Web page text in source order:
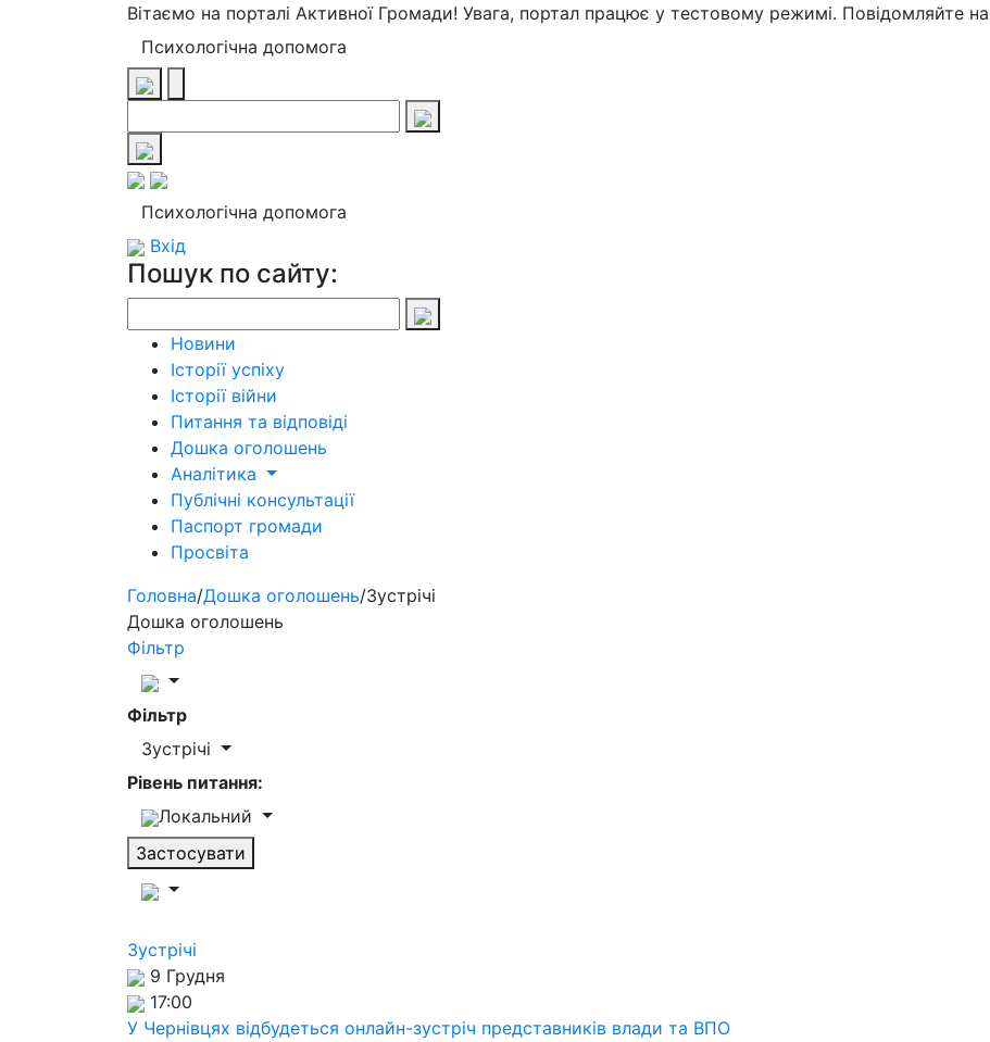
Вітаємо на порталі Активної Громади! Увага, портал працює у тестовому режимі. Повідомляйте
Психологічна допомога
Психологічна допомога
Вхід
Пошук по сайту:
Новини
Історії успіху
Історії війни
Питання та відповіді
Дошка оголошень
Аналітика
Публічні консультації
Паспорт громади
Просвіта
Головна/Дошка оголошень/Зустрічі
Дошка оголошень
Фільтр
Фільтр
Зустрічі
Рівень питання:
Локальний
Застосувати
Зустрічі
9 Грудня
17:00
У Чернівцях відбудеться онлайн-зустріч представників влади та ВПО